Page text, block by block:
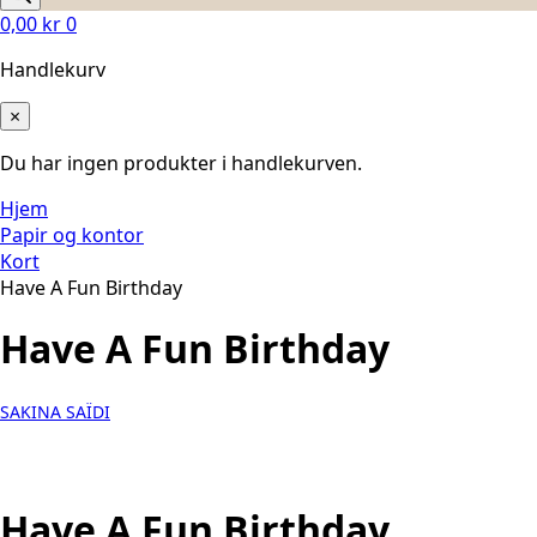
0,00 kr0
Handlekurv
×
Du har ingen produkter i handlekurven.
Hjem
Papir og kontor
Kort
Have A Fun Birthday
Have A Fun Birthday
SAKINA SAÏDI